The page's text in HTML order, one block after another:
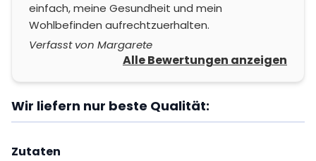
einfach, meine Gesundheit und mein
Wohlbefinden aufrechtzuerhalten.
Verfasst von Margarete
Alle Bewertungen anzeigen
Wir liefern nur beste Qualität:
Zutaten